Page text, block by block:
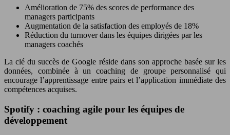
Amélioration de 75% des scores de performance des
managers participants
Augmentation de la satisfaction des employés de 18%
Réduction du turnover dans les équipes dirigées par les
managers coachés
La clé du succès de Google réside dans son approche basée sur les
données, combinée à un coaching de groupe personnalisé qui
encourage l’apprentissage entre pairs et l’application immédiate des
compétences acquises.
Spotify : coaching agile pour les équipes de
développement